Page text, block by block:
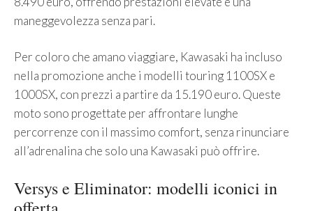
maneggevolezza senza pari.
Per coloro che amano viaggiare, Kawasaki ha incluso
nella promozione anche i modelli touring 1100SX e
1000SX, con prezzi a partire da 15.190 euro. Queste
moto sono progettate per affrontare lunghe
percorrenze con il massimo comfort, senza rinunciare
all’adrenalina che solo una Kawasaki può offrire.
Versys e Eliminator: modelli iconici in